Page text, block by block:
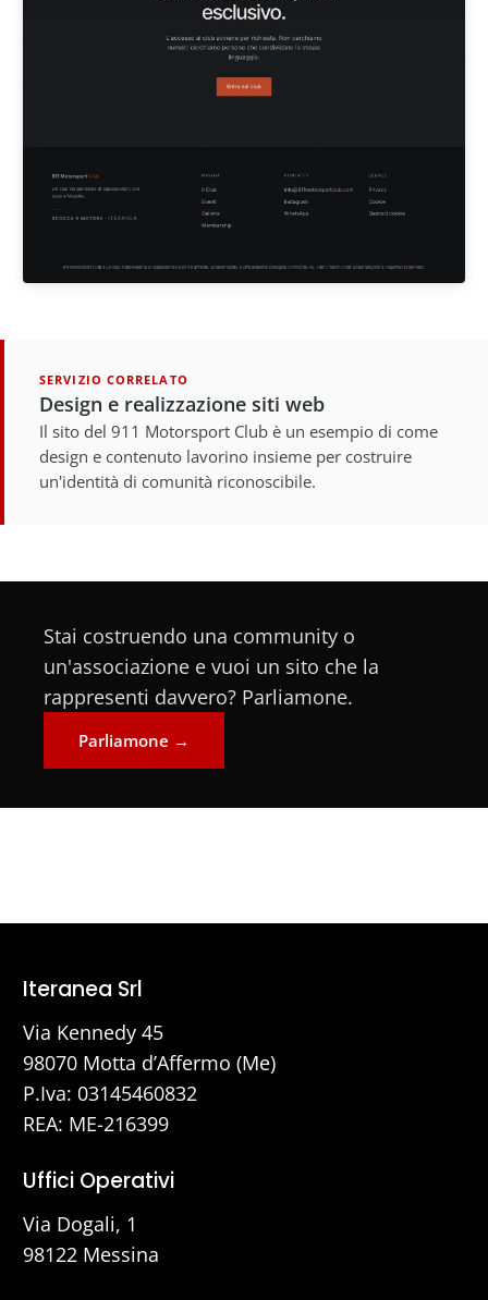
SERVIZIO CORRELATO
Design e realizzazione siti web
Il sito del 911 Motorsport Club è un esempio di come
design e contenuto lavorino insieme per costruire
un'identità di comunità riconoscibile.
Stai costruendo una community o
un'associazione e vuoi un sito che la
rappresenti davvero? Parliamone.
Parliamone →
Iteranea Srl
Via Kennedy 45
98070 Motta d’Affermo (Me)
P.Iva: 03145460832
REA: ME-216399
Uffici Operativi
Via Dogali, 1
98122 Messina